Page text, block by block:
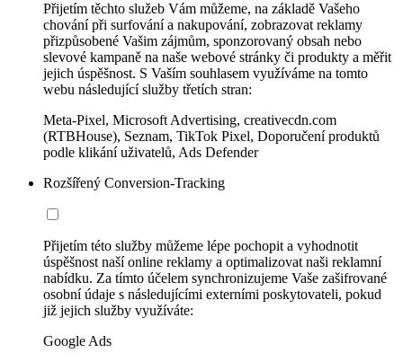
Přijetím těchto služeb Vám můžeme, na základě Vašeho
chování při surfování a nakupování, zobrazovat reklamy
přizpůsobené Vašim zájmům, sponzorovaný obsah nebo
slevové kampaně na naše webové stránky či produkty a měřit
jejich úspěšnost. S Vaším souhlasem využíváme na tomto
webu následující služby třetích stran:
Meta-Pixel, Microsoft Advertising, creativecdn.com
(RTBHouse), Seznam, TikTok Pixel, Doporučení produktů
podle klikání uživatelů, Ads Defender
Rozšířený Conversion-Tracking
Přijetím této služby můžeme lépe pochopit a vyhodnotit
úspěšnost naší online reklamy a optimalizovat naši reklamní
nabídku. Za tímto účelem synchronizujeme Vaše zašifrované
osobní údaje s následujícími externími poskytovateli, pokud
již jejich služby využíváte:
Google Ads